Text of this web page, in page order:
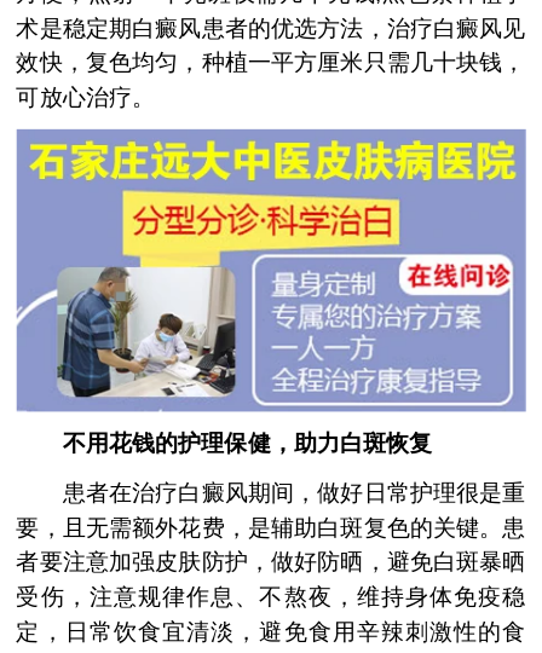
术是稳定期白癜风患者的优选方法，治疗白癜风见
效快，复色均匀，种植一平方厘米只需几十块钱，
可放心治疗。
不用花钱的护理保健，助力白斑恢复
患者在治疗白癜风期间，做好日常护理很是重
要，且无需额外花费，是辅助白斑复色的关键。患
者要注意加强皮肤防护，做好防晒，避免白斑暴晒
受伤，注意规律作息、不熬夜，维持身体免疫稳
定，日常饮食宜清淡，避免食用辛辣刺激性的食